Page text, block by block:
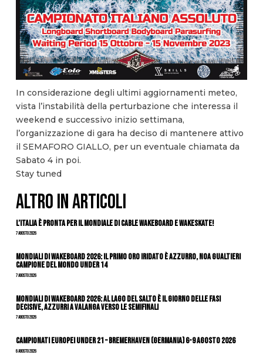
In considerazione degli ultimi aggiornamenti meteo,
vista l’instabilità della perturbazione che interessa il
weekend e successivo inizio settimana,
l’organizzazione di gara ha deciso di mantenere attivo
il SEMAFORO GIALLO, per un eventuale chiamata da
Sabato 4 in poi.
Stay tuned
ALTRO IN ARTICOLI
L’Italia è pronta per il Mondiale di Cable Wakeboard e Wakeskate!
7 Agosto 2026
Mondiali di Wakeboard 2026: il primo oro iridato è azzurro, Noa Gualtieri
campione del mondo Under 14
7 Agosto 2026
Mondiali di Wakeboard 2026: al Lago del Salto è il giorno delle fasi
decisive, azzurri a valanga verso le semifinali
7 Agosto 2026
Campionati Europei Under 21 – Bremerhaven (Germania) 6-9 agosto 2026
6 Agosto 2026